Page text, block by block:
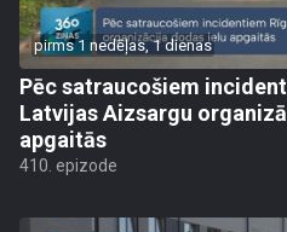
pirms 1 nedēļas, 1 dienas
Pēc satraucošiem
Latvijas Aizsargu
apgaitās
410. epizode